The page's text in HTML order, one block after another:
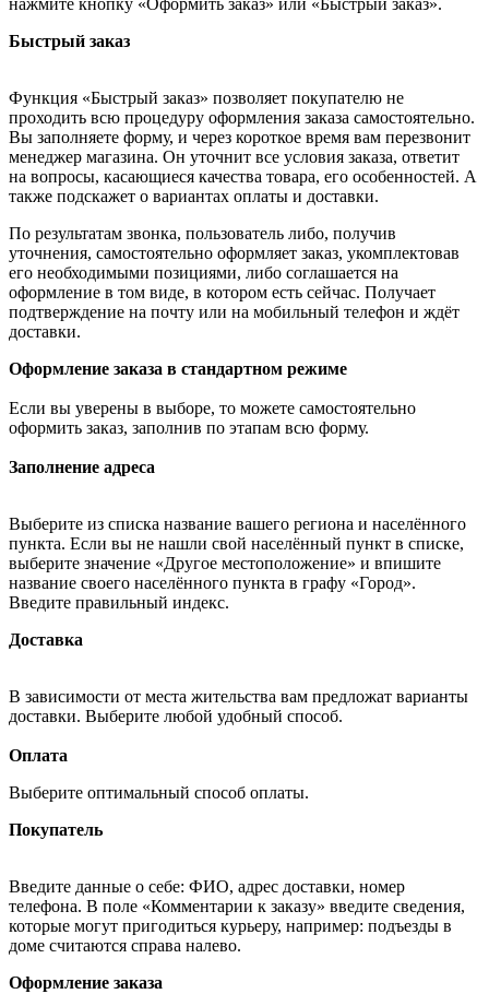
нажмите кнопку «Оформить заказ» или «Быстрый заказ».
Быстрый заказ
Функция «Быстрый заказ» позволяет покупателю не
проходить всю процедуру оформления заказа самостоятельно.
Вы заполняете форму, и через короткое время вам перезвонит
менеджер магазина. Он уточнит все условия заказа, ответит
на вопросы, касающиеся качества товара, его особенностей. А
также подскажет о вариантах оплаты и доставки.
По результатам звонка, пользователь либо, получив
уточнения, самостоятельно оформляет заказ, укомплектовав
его необходимыми позициями, либо соглашается на
оформление в том виде, в котором есть сейчас. Получает
подтверждение на почту или на мобильный телефон и ждёт
доставки.
Оформление заказа в стандартном режиме
Если вы уверены в выборе, то можете самостоятельно
оформить заказ, заполнив по этапам всю форму.
Заполнение адреса
Выберите из списка название вашего региона и населённого
пункта. Если вы не нашли свой населённый пункт в списке,
выберите значение «Другое местоположение» и впишите
название своего населённого пункта в графу «Город».
Введите правильный индекс.
Доставка
В зависимости от места жительства вам предложат варианты
доставки. Выберите любой удобный способ.
Оплата
Выберите оптимальный способ оплаты.
Покупатель
Введите данные о себе: ФИО, адрес доставки, номер
телефона. В поле «Комментарии к заказу» введите сведения,
которые могут пригодиться курьеру, например: подъезды в
доме считаются справа налево.
Оформление заказа